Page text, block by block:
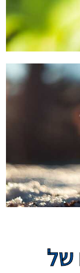
של